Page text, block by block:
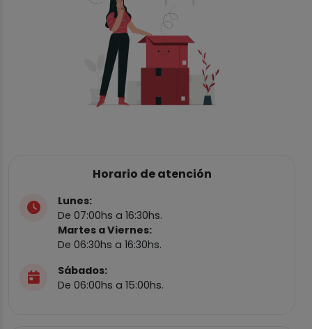
Horario de atención
Lunes:
De 07:00hs a 16:30hs.
Martes a Viernes:
De 06:30hs a 16:30hs.
Sábados:
De 06:00hs a 15:00hs.